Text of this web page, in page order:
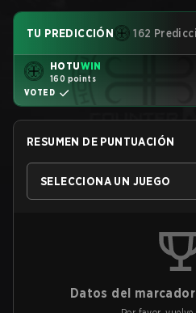
TU PREDICCIÓN 162
HOTUWIN
160 points
VOTED
RESUMEN DE PUNTUACIÓN
SELECCIONA UN JUEGO
Datos del